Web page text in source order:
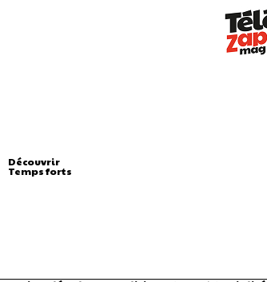
Découvrir
Temps forts